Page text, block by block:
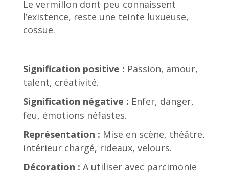
Le vermillon dont peu connaissent
l’existence, reste une teinte luxueuse,
cossue.
Signification positive : Passion, amour,
talent, créativité.
Signification négative : Enfer, danger,
feu, émotions néfastes.
Représentation : Mise en scène, théâtre,
intérieur chargé, rideaux, velours.
Décoration : A utiliser avec parcimonie